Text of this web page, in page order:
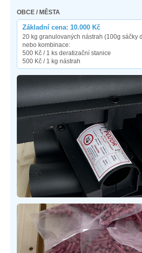
OBCE / MĚSTA
Základní cena: 10.000 Kč
20 kg granulovaných nástrah (100g sáčky
nebo kombinace:
500 Kč / 1 ks deratizační stanice
500 Kč / 1 kg nástrah